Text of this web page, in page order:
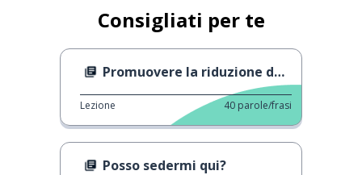
Consigliati per te
Promuovere la riduzione dei rifiuti
Lezione 40 parole/frasi
Posso sedermi qui?